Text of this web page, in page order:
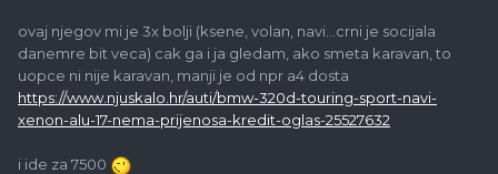
ovaj njegov mi je 3x bolji (ksene, volan, navi...crni je socijala
danemre bit veca) cak ga i ja gledam, ako smeta karavan, to
uopce ni nije karavan, manji je od npr a4 dosta
https://www.njuskalo.hr/auti/bmw-320d-touring-sport-navi-
xenon-alu-17-nema-prijenosa-kredit-oglas-25527632
i ide za 7500